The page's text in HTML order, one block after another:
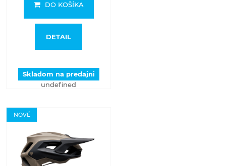
DO KOŠÍKA
DETAIL
Skladom na predajni
undefined
NOVÉ